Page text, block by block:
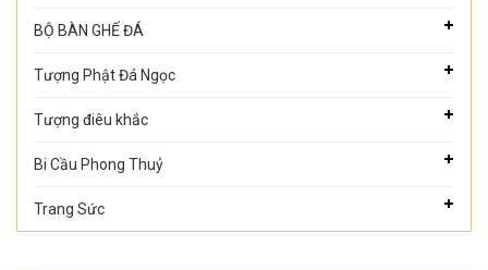
BỘ BÀN GHẾ ĐÁ
Tượng Phật Đá Ngọc
Tượng điêu khắc
Bi Cầu Phong Thuỷ
Trang Sức